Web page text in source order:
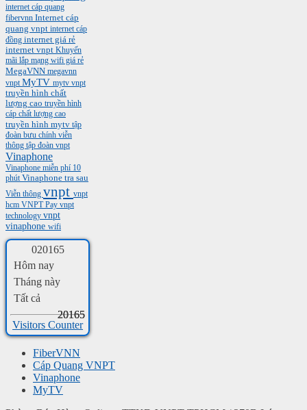
internet cáp quang
fibervnn Internet cáp
quang vnpt internet cáp
đồng internet giá rẻ
internet vnpt Khuyến
mãi lắp mạng wifi giá rẻ
MegaVNN megavnn
vnptMyTV mytv vnpt
truyền hình chất
lượng cao truyền hình
cáp chất lượng cao
truyền hình mytv tập
đoàn bưu chính viễn
thông tập đoàn vnpt
Vinaphone
Vinaphone miễn phí 10
phútVinaphone tra sau
Viễn thông vnpt vnpt
hcm VNPT Pay vnpt
technology vnpt
vinaphone wifi
020165
Hôm nay
Tháng này
Tất cả
20165
20165
20165
Visitors Counter
FiberVNN
Cáp Quang VNPT
Vinaphone
MyTV